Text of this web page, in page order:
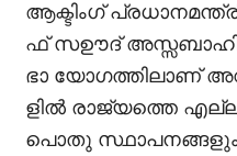
ആക്ടിംഗ്
ഫ് സഊദ്
ഭാ യോഗത്തിലാണ്
ളിൽ രാജ്യത്തെ
പൊതു സ്ഥാപനങ്ങളും